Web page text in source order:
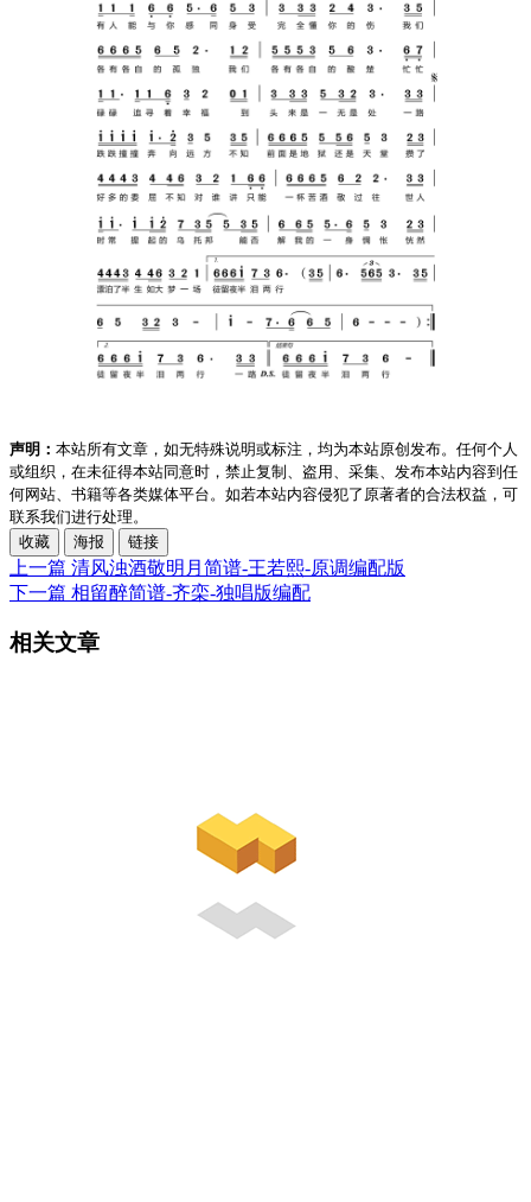
声明： 本站所有文章，如无特殊说明或标注，均为本站原创发布。任何个人
或组织，在未征得本站同意时，禁止复制、盗用、采集、发布本站内容到任
何网站、书籍等各类媒体平台。如若本站内容侵犯了原著者的合法权益，可
联系我们进行处理。
收藏
海报 链接
上一篇 清风浊酒敬明月简谱-王若熙-原调编配版
下一篇 相留醉简谱-齐栾-独唱版编配
相关文章